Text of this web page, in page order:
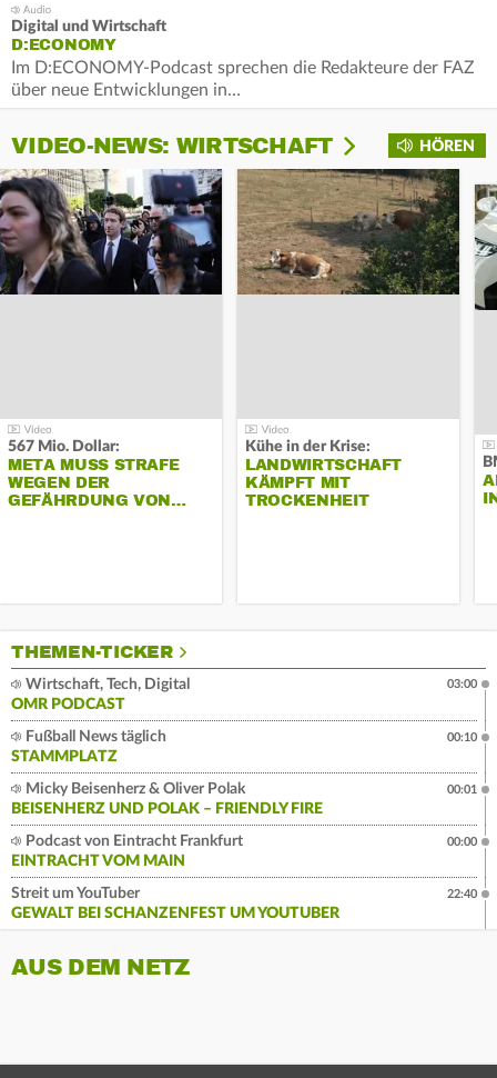
Digital und Wirtschaft
D:ECONOMY
Im D:ECONOMY-Podcast sprechen die Redakteure der FAZ
über neue Entwicklungen in…
HÖREN
VIDEO-NEWS: WIRTSCHAFT
567 Mio. Dollar:
META MUSS STRAFE
WEGEN DER
GEFÄHRDUNG VON…
Kühe in der Krise:
LANDWIRTSCHAFT
KÄMPFT MIT
TROCKENHEIT
THEMEN-TICKER
Wirtschaft, Tech, Digital
OMR PODCAST
03:00
Fußball News täglich
STAMMPLATZ
00:10
Micky Beisenherz & Oliver Polak
BEISENHERZ UND POLAK – FRIENDLY FIRE
00:01
Podcast von Eintracht Frankfurt
EINTRACHT VOM MAIN
00:00
Streit um YouTuber
GEWALT BEI SCHANZENFEST UM YOUTUBER
22:40
AUS DEM NETZ